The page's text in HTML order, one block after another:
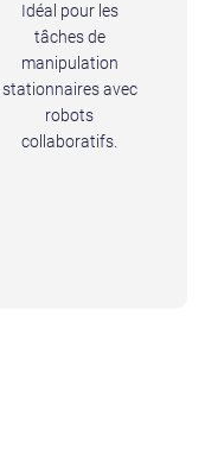
Idéal pour les
tâches de
manipulation
stationnaires avec
robots
collaboratifs.